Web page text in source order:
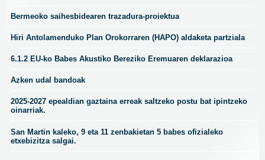
Bermeoko saihesbidearen trazadura-proiektua
Hiri Antolamenduko Plan Orokorraren (HAPO) aldaketa partziala
6.1.2 EU-ko Babes Akustiko Bereziko Eremuaren deklarazioa
Azken udal bandoak
2025-2027 epealdian gaztaina erreak saltzeko postu bat ipintzeko
oinarriak.
San Martin kaleko, 9 eta 11 zenbakietan 5 babes ofizialeko
etxebizitza salgai.